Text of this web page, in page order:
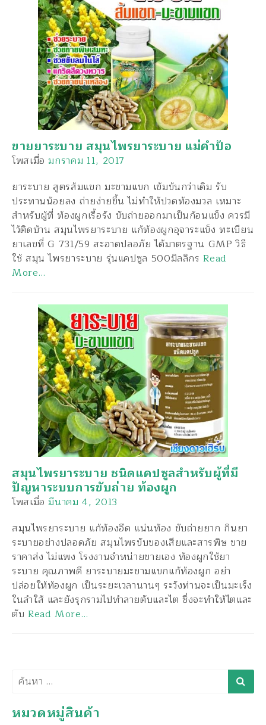
ขายยาระบาย สมุนไพรยาระบาย แม่คำป้อ
โพสเมื่อ มกราคม 11, 2017
ยาระบาย สูตรส้มแขก มะขามแขก เข้มข้นกว่าเดิม รับ
ประทานน้อยลง ถ่ายง่ายขึ้น ไม่ทำให้ปวดท้องมวล เหมาะ
สำหรับผู้ที่ ท้องผูกเรื้อรัง ขับถ่ายออกมาเป็นก้อนแข็ง ควรมี
ไว้ติดบ้าน สมุนไพรยาระบาย แก้ท้องผูกอุจาระแข็ง ทะเบียน
ยาเลขที่ G 731/59 สะอาดปลอภัย ได้มาตรฐาน GMP วิธี
ใช้ สมุน ไพรยาระบาย รุ่นแคปซูล 500มิลลิกรRead
More…
สมุนไพรยาระบาย ชนิดแคปซูลสำหรับผู้ที่มี
ปัญหาระบบการขับถ่าย ท้องผูก
โพสเมื่อ มีนาคม 4, 2013
สมุนไพรยาระบาย แก้ท้องอืด แน่นท้อง ขับถ่ายยาก กินยา
ระบายอย่างปลอดภัย สมุนไพรขับของเสียและสารพิษ ขาย
ราคาส่ง ไม่แพง โรงงานจำหน่ายขายเอง ท้องผูกใช้ยา
ระบาย คุณภาพดี ยาระบายมะขามแขกแก้ท้องผูก อย่า
ปล่อยให้ท้องผูก เป็นระยะเวลานานๆ ระวังท่านจะเป็นมะเร็ง
ในลำใส้ และยังรุกรามไปทำลายตับและไต ซึ่งจะทำให้ไตและ
ตับ Read More…
ค้นหา
หมวดหมู่สินค้า